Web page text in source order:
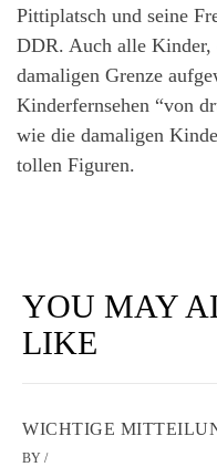
Pittiplatsch und seine
DDR. Auch alle Kinder,
damaligen Grenze
Kinderfernsehen “von
wie die damaligen
tollen Figuren.
YOU MAY
LIKE
WICHTIGE
BY /